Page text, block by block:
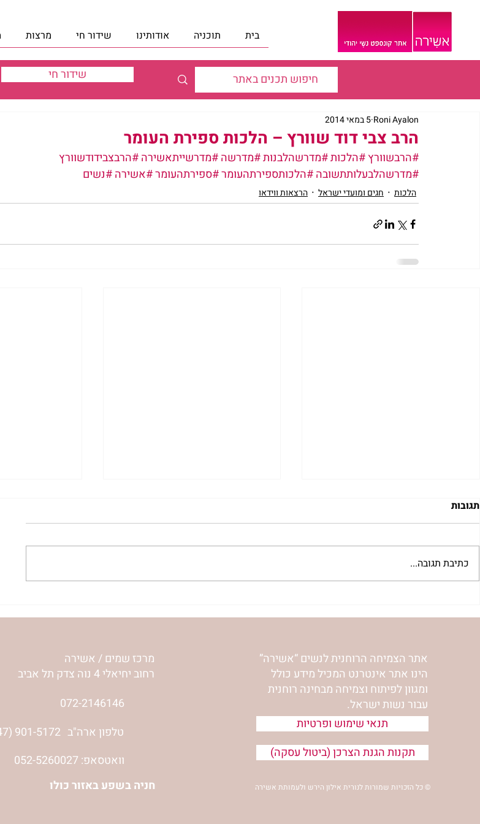
בית תוכניה אודותינו שידור חי מרצות
שידור חי
הרב צבי דוד שוורץ – הלכות ספירת העומר
Roni Ayalon 5 במאי 2014
#הרבשוורץ#הלכות#מדרשהלבנות#מדרשה#מדרשייתאשירה#הרבצבידודשוורץ
#מדרשהלבעלותתשובה#הלכותספירתהעומר#ספירתהעומר#אשירה#נשים
הלכות חגים ומועדי ישראל הרצאות ווידאו
הירש
אילון הירש
אילון הירש
תגובות
כתיבת תגובה...
מרכז שמים / אשירה
רחוב יחיאלי 4 נוה צדק תל אביב
072-2146146
901-5172 טלפון ארה"ב
וואטסאפ: 052-5260027
חניה בשפע באזור כולו
אתר הצמיחה הרוחנית לנשים “אשירה”
הינו אתר אינטרנט המכיל מידע כולל
ומגוון לפיתוח וצמיחה מבחינה רוחנית
עבור נשות ישראל.
תנאי שימוש ופרטיות
תקנות הגנת הצרכן (ביטול עסקה)
© כל הזכויות שמורות לנורית אילון הירש ולעמותת אשירה